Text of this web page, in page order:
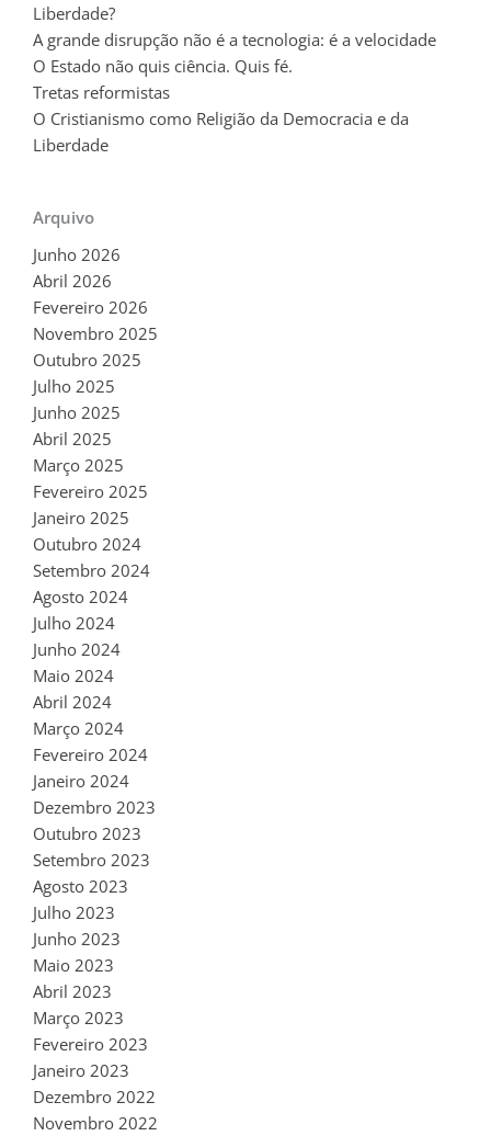
Liberdade?
A grande disrupção não é a tecnologia: é a velocidade
O Estado não quis ciência. Quis fé.
Tretas reformistas
O Cristianismo como Religião da Democracia e da
Liberdade
Arquivo
Junho 2026
Abril 2026
Fevereiro 2026
Novembro 2025
Outubro 2025
Julho 2025
Junho 2025
Abril 2025
Março 2025
Fevereiro 2025
Janeiro 2025
Outubro 2024
Setembro 2024
Agosto 2024
Julho 2024
Junho 2024
Maio 2024
Abril 2024
Março 2024
Fevereiro 2024
Janeiro 2024
Dezembro 2023
Outubro 2023
Setembro 2023
Agosto 2023
Julho 2023
Junho 2023
Maio 2023
Abril 2023
Março 2023
Fevereiro 2023
Janeiro 2023
Dezembro 2022
Novembro 2022